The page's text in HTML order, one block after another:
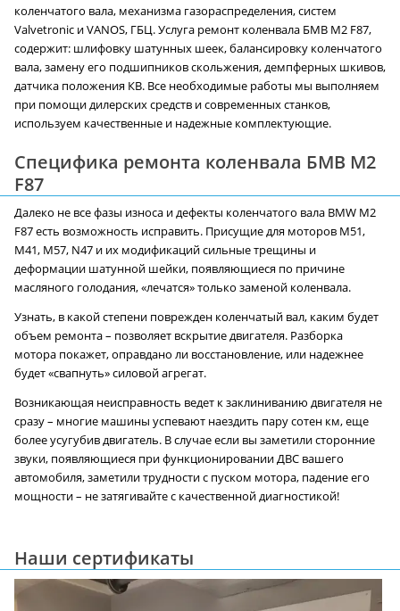
коленчатого вала, механизма газораспределения, систем
Valvetronic и VANOS, ГБЦ. Услуга ремонт коленвала БМВ M2 F87,
содержит: шлифовку шатунных шеек, балансировку коленчатого
вала, замену его подшипников скольжения, демпферных шкивов,
датчика положения КВ. Все необходимые работы мы выполняем
при помощи дилерских средств и современных станков,
используем качественные и надежные комплектующие.
Специфика ремонта коленвала БМВ M2
F87
Далеко не все фазы износа и дефекты коленчатого вала BMW M2
F87 есть возможность исправить. Присущие для моторов M51,
M41, M57, N47 и их модификаций сильные трещины и
деформации шатунной шейки, появляющиеся по причине
масляного голодания, «лечатся» только заменой коленвала.
Узнать, в какой степени поврежден коленчатый вал, каким будет
объем ремонта – позволяет вскрытие двигателя. Разборка
мотора покажет, оправдано ли восстановление, или надежнее
будет «свапнуть» силовой агрегат.
Возникающая неисправность ведет к заклиниванию двигателя не
сразу – многие машины успевают наездить пару сотен км, еще
более усугубив двигатель. В случае если вы заметили сторонние
звуки, появляющиеся при функционировании ДВС вашего
автомобиля, заметили трудности с пуском мотора, падение его
мощности – не затягивайте с качественной диагностикой!
Наши сертификаты